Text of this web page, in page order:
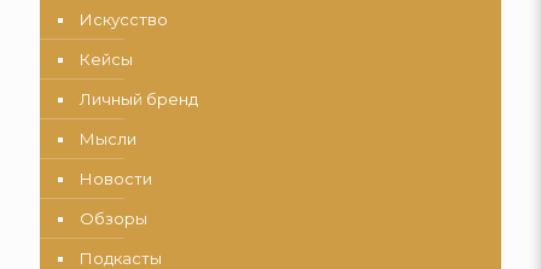
Искусство
Кейсы
Личный бренд
Мысли
Новости
Обзоры
Подкасты